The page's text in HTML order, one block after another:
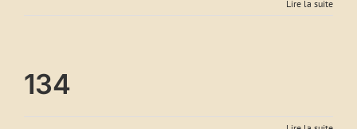
Lire la suite
134